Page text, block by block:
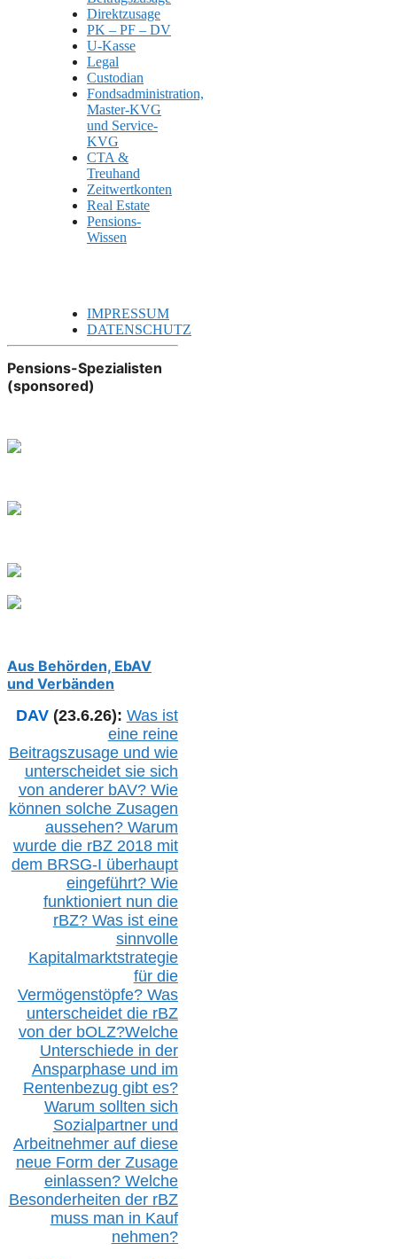
Direktzusage
PK – PF – DV
U-Kasse
Legal
Custodian
Fondsadministration,
Master-KVG
und Service-
KVG
CTA &
Treuhand
Zeitwertkonten
Real Estate
Pensions-
Wissen
IMPRESSUM
DATENSCHUTZ
Pensions-Spezialisten
(sponsored)
Aus Behörden, EbAV
und Verbänden
DAV (23.6.26): Was ist
eine reine
Beitragszusage und wie
unterscheidet sie sich
von anderer bAV? Wie
können solche Zusagen
aussehen? Warum
wurde die rBZ2018 mit
dem BRSG-I überhaupt
eingeführt? Wie
funktioniert nun die
rBZ? Was ist eine
sinnvolle
Kapitalmarktstrategie
für die
Vermögenstöpfe? Was
unterscheidet die rBZ
von der bOLZ?Welche
Unterschiede in der
Ansparphase und im
Rentenbezug gibt es?
Warum sollten sich
Sozialpartner und
Arbeitnehmer auf diese
neue Form der Zusage
einlassen? Welche
Besonderheiten der rBZ
muss man in Kauf
nehmen?